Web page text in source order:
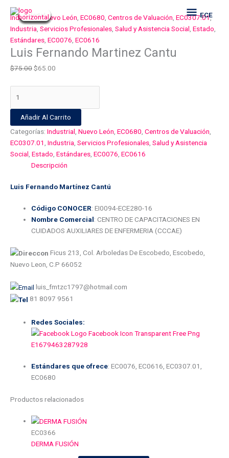
contenido
ECEECE
¡Oferta!
Industrial,Nuevo León, EC0680, Centros de Valuación, EC0307.01,
Industria, Servicios Profesionales, Salud y Asistencia Social, Estado,
Estándares, EC0076, EC0616
Luis Fernando Martinez Cantu
$75.00
precio
original
era:
$75.00.
$65.00
precio
actual
es:
$65.00.
Fernando
Martinez
Cantu
cantidad
Añadir Al Carrito
Categorías: Industrial Nuevo León EC0680 Centros de Valuación
EC0307.01 Industria Servicios Profesionales Salud y Asistencia
Social Estado Estándares EC0076 EC0616
Descripción
Luis Fernando Martínez Cantú
Código CONOCER: EI0094-ECE280-16
Nombre Comercial: CENTRO DE CAPACITACIONES EN
CUIDADOS AUXILIARES DE ENFERMERIA (CCCAE)
Ficus 213, Col. Arboledas De Escobedo, Escobedo,
Nuevo Leon, C.P 66052
luis_fmtzc1797@hotmail.com
81 8097 9561
Redes Sociales:
Estándares que ofrece: EC0076, EC0616, EC0307.01,
EC0680
Productos relacionados
¡Oferta!
¡Oferta!
EC0366
DERMA FUSIÓN
precio
original
era:
$75.00.
precio
actual
es:
$65.00.
¡Oferta!
¡Oferta!
precio
original
era:
$75.00.
precio
actual
es:
$65.00.
¡Oferta!
¡Oferta!
precio
original
era:
$75.00.
precio
actual
es:
$65.00.
¡Oferta!
¡Oferta!
precio
original
era:
$75.00.
precio
actual
es:
$65.00.